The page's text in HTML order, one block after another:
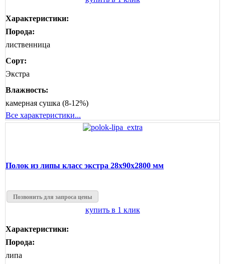
Характеристики:
Порода:
лиственница
Сорт:
Экстра
Влажность:
камерная сушка (8-12%)
Все характеристики...
Полок из липы класс экстра 28x90x2800 мм
Позвонить для запроса цены
купить в 1 клик
Характеристики:
Порода:
липа